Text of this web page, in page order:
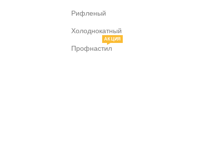
Рифленый
Холоднокатный
Профнастил
АКЦИЯ